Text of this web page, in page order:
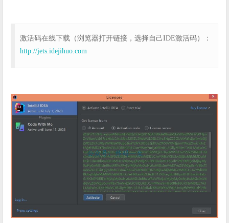
激活码在线下载（浏览器打开链接，选择自己IDE激活码）：
http://jets.idejihuo.com